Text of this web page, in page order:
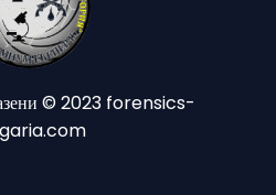
© 2023 forensics-